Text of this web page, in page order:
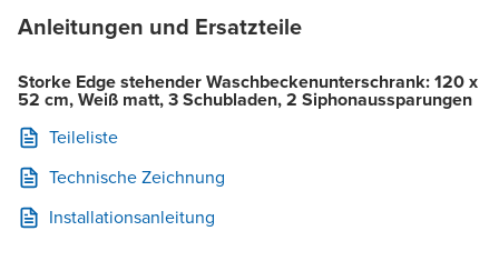
Anleitungen und Ersatzteile
Storke Edge stehender Waschbeckenunterschrank: 120 x
52 cm, Weiß matt, 3 Schubladen, 2 Siphonaussparungen
Teileliste
Technische Zeichnung
Installationsanleitung